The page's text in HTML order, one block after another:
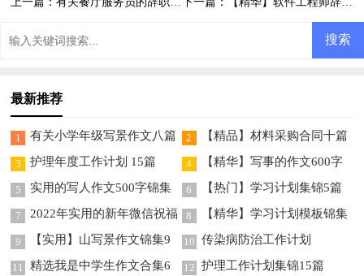
最新推荐
1 有关小学年级写景作文八篇 2 【精品】材料采购合同十篇
3 护理年度工作计划 15篇 4
【精华】写事的作文600字
集锦10篇
5
实用的写人作文500字锦集
七篇
6 【热门】学习计划集锦5篇
7
2022年实用的新年微信祝福
语70条
8
【精华】学习计划模板锦集
5篇
9
【实用】山写景作文锦集9
篇
10 传染病防治工作计划
11
精选我是中学生作文合集6
12 护理工作计划集锦15篇